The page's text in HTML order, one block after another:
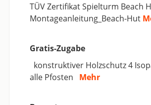
TÜV Zertifikat Spielturm Beach
Montageanleitung_Beach-Hut
Gratis-Zugabe
konstruktiver Holzschutz 4
alle Pfosten Mehr